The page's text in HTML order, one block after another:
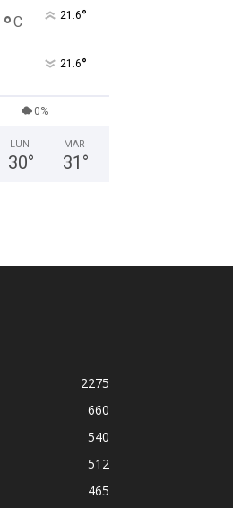
°C 21.6°
21.6°
0%
LUN
30°
MAR
31 °
2275
660
540
512
465